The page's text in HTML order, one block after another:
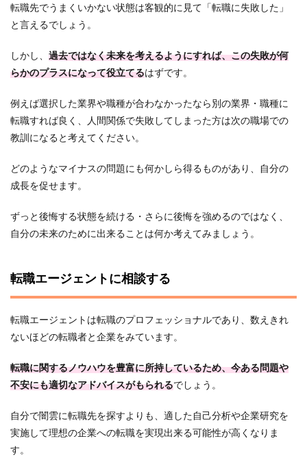
転職先でうまくいかない状態は客観的に見て「転職に失敗した」
と言えるでしょう。
しかし、 過去ではなく未来を考えるようにすれば、この失敗が何
らかのプラスになって役立てるはずです。
例えば選択した業界や職種が合わなかったなら別の業界・職種に
転職すれば良く、人間関係で失敗してしまった方は次の職場での
教訓になると考えてください。
どのようなマイナスの問題にも何かしら得るものがあり、自分の
成長を促せます。
ずっと後悔する状態を続ける・さらに後悔を強めるのではなく、
自分の未来のために出来ることは何か考えてみましょう。
転職エージェントに相談する
転職エージェントは転職のプロフェッショナルであり、数えきれ
ないほどの転職者と企業をみています。
転職に関するノウハウを豊富に所持しているため、今ある問題や
不安にも適切なアドバイスがもられるでしょう。
自分で闇雲に転職先を探すよりも、適した自己分析や企業研究を
実施して理想の企業への転職を実現出来る可能性が高くなりま
す。